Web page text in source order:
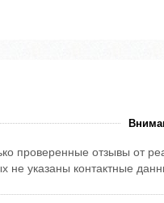
проверенные отзывы от
не указаны контактные